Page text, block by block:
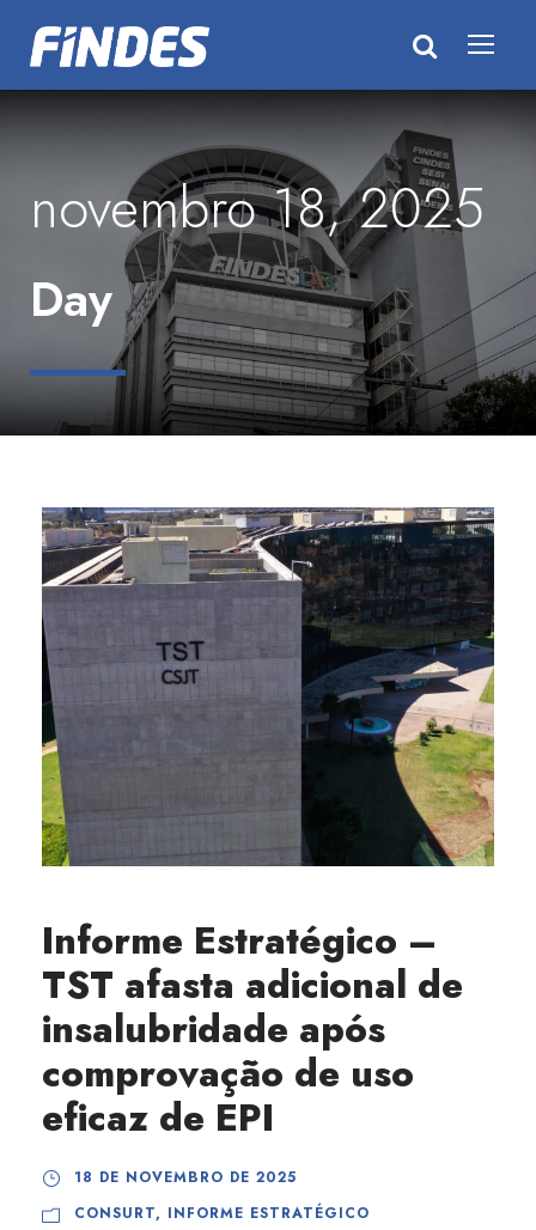
novembro 18, 2025
Day
Informe Estratégico –
TST afasta adicional de
insalubridade após
comprovação de uso
eficaz de EPI
18 DE NOVEMBRO DE 2025
CONSURT, INFORME ESTRATÉGICO